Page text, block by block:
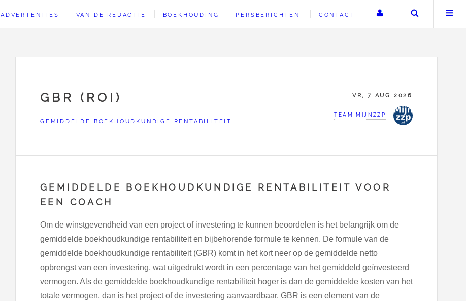
ADVERTENTIES VAN DE REDACTIE BOEKHOUDING PERSBERICHTEN CONTACT Uw accountZoeken
GBR (ROI)
GEMIDDELDE BOEKHOUDKUNDIGE RENTABILITEIT
VR, 7 AUG 2026
TEAM MIJNZZP
GEMIDDELDE BOEKHOUDKUNDIGE RENTABILITEIT VOOR
EEN COACH
Om de winstgevendheid van een project of investering te kunnen beoordelen is het belangrijk om de
gemiddelde boekhoudkundige rentabiliteit en bijbehorende formule te kennen. De formule van de
gemiddelde boekhoudkundige rentabiliteit (GBR) komt in het kort neer op de gemiddelde netto
opbrengst van een investering, wat uitgedrukt wordt in een percentage van het gemiddeld geïnvesteerd
vermogen. Als de gemiddelde boekhoudkundige rentabiliteit hoger is dan de gemiddelde kosten van het
totale vermogen, dan is het project of de investering aanvaardbaar. GBR is een element van de